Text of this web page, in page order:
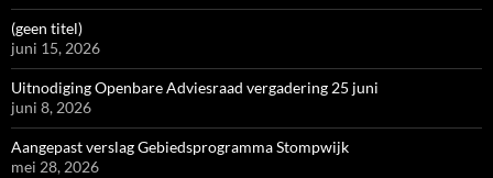
(geen titel)
juni 15, 2026
Uitnodiging Openbare Adviesraad vergadering 25 juni
juni 8, 2026
Aangepast verslag Gebiedsprogramma Stompwijk
mei 28, 2026